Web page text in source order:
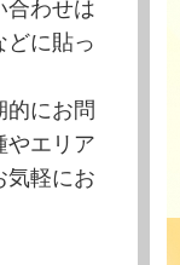
合わせは
に貼っ
的にお問
やエリア
気軽にお